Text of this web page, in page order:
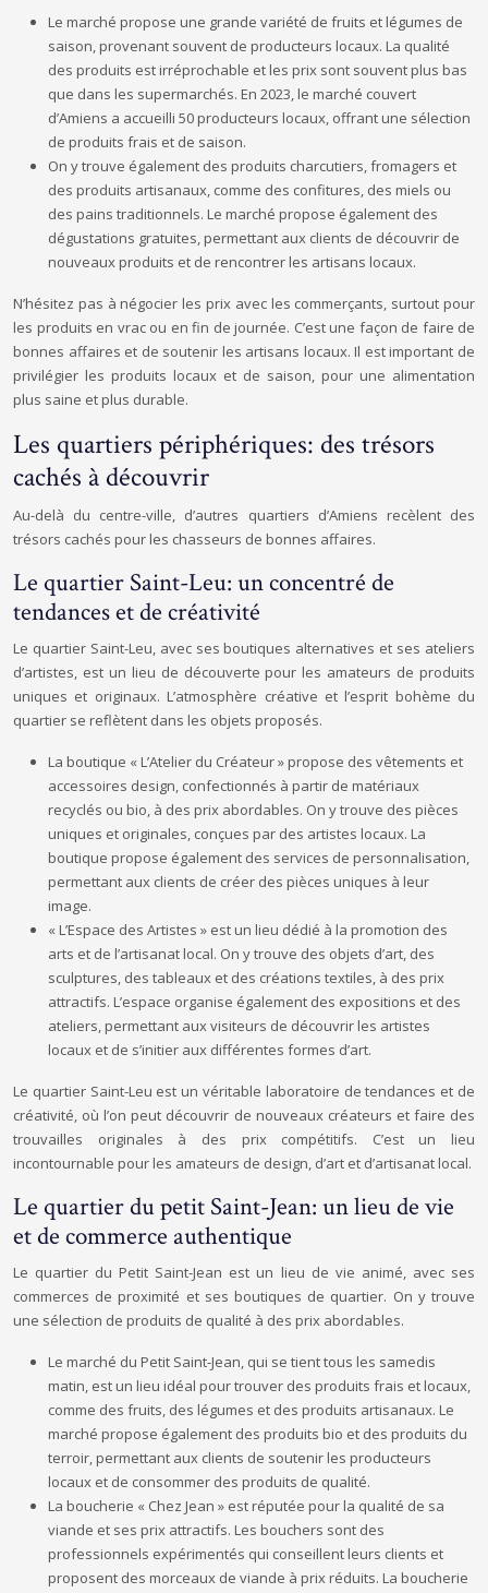
Le marché propose une grande variété de fruits et légumes de
saison, provenant souvent de producteurs locaux. La qualité
des produits est irréprochable et les prix sont souvent plus bas
que dans les supermarchés. En 2023, le marché couvert
d’Amiens a accueilli 50 producteurs locaux, offrant une sélection
de produits frais et de saison.
On y trouve également des produits charcutiers, fromagers et
des produits artisanaux, comme des confitures, des miels ou
des pains traditionnels. Le marché propose également des
dégustations gratuites, permettant aux clients de découvrir de
nouveaux produits et de rencontrer les artisans locaux.
N’hésitez pas à négocier les prix avec les commerçants, surtout pour
les produits en vrac ou en fin de journée. C’est une façon de faire de
bonnes affaires et de soutenir les artisans locaux. Il est important de
privilégier les produits locaux et de saison, pour une alimentation
plus saine et plus durable.
Les quartiers périphériques: des trésors
cachés à découvrir
Au-delà du centre-ville, d’autres quartiers d’Amiens recèlent des
trésors cachés pour les chasseurs de bonnes affaires.
Le quartier Saint-Leu: un concentré de
tendances et de créativité
Le quartier Saint-Leu, avec ses boutiques alternatives et ses ateliers
d’artistes, est un lieu de découverte pour les amateurs de produits
uniques et originaux. L’atmosphère créative et l’esprit bohème du
quartier se reflètent dans les objets proposés.
La boutique « L’Atelier du Créateur » propose des vêtements et
accessoires design, confectionnés à partir de matériaux
recyclés ou bio, à des prix abordables. On y trouve des pièces
uniques et originales, conçues par des artistes locaux. La
boutique propose également des services de personnalisation,
permettant aux clients de créer des pièces uniques à leur
image.
« L’Espace des Artistes » est un lieu dédié à la promotion des
arts et de l’artisanat local. On y trouve des objets d’art, des
sculptures, des tableaux et des créations textiles, à des prix
attractifs. L’espace organise également des expositions et des
ateliers, permettant aux visiteurs de découvrir les artistes
locaux et de s’initier aux différentes formes d’art.
Le quartier Saint-Leu est un véritable laboratoire de tendances et de
créativité, où l’on peut découvrir de nouveaux créateurs et faire des
trouvailles originales à des prix compétitifs. C’est un lieu
incontournable pour les amateurs de design, d’art et d’artisanat local.
Le quartier du petit Saint-Jean: un lieu de vie
et de commerce authentique
Le quartier du Petit Saint-Jean est un lieu de vie animé, avec ses
commerces de proximité et ses boutiques de quartier. On y trouve
une sélection de produits de qualité à des prix abordables.
Le marché du Petit Saint-Jean, qui se tient tous les samedis
matin, est un lieu idéal pour trouver des produits frais et locaux,
comme des fruits, des légumes et des produits artisanaux. Le
marché propose également des produits bio et des produits du
terroir, permettant aux clients de soutenir les producteurs
locaux et de consommer des produits de qualité.
La boucherie « Chez Jean » est réputée pour la qualité de sa
viande et ses prix attractifs. Les bouchers sont des
professionnels expérimentés qui conseillent leurs clients et
proposent des morceaux de viande à prix réduits. La boucherie